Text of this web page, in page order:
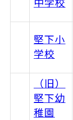
中学校
堅下小
学校
（旧）
堅下幼
稚園